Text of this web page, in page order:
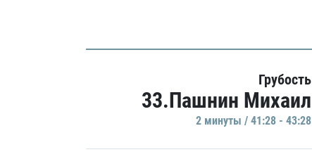
Грубость
33.Пашнин Михаил
2 минуты / 41:28 - 43:28